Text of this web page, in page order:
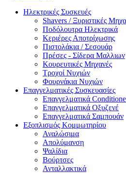
Ηλεκτρικές Συσκευές
Shavers / Ξυριστικές
Ποδόλουτρα Ηλεκτρικά
Κεριέρες Αποτρίχωσης
Πιστολάκια / Σεσουάρ
Πρέσες - Σίδερα Μαλλιων
Κουρευτικές Μηχανές
Τροχοί Νυχιών
Φουρνάκια Νυχιών
Επαγγελματικές Συσκευασίες
Επαγγελματικά
Επαγγελματικά Oξυζενέ
Επαγγελματικά Σαμπουάν
Εξοπλισμός Κομμωτηρίου
Αναλώσιμα
Απολύμανση
Ψαλίδια
Βούρτσες
Ανταλλακτικά